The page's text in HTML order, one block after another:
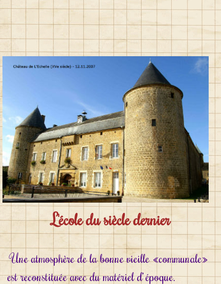
L'école du siècle dernier
Une atmosphère de la bonne vieille «communale»
est reconstituée avec du matériel d’ époque.